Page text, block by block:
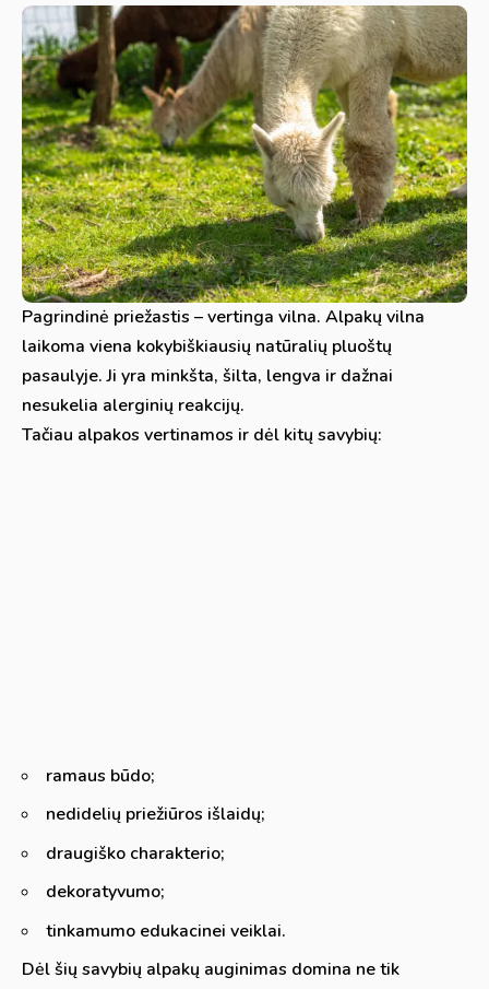
Pagrindinė priežastis – vertinga vilna. Alpakų vilna
laikoma viena kokybiškiausių natūralių pluoštų
pasaulyje. Ji yra minkšta, šilta, lengva ir dažnai
nesukelia alerginių reakcijų.
Tačiau alpakos vertinamos ir dėl kitų savybių:
ramaus būdo;
nedidelių priežiūros išlaidų;
draugiško charakterio;
dekoratyvumo;
tinkamumo edukacinei veiklai.
Dėl šių savybių alpakų auginimas domina ne tik